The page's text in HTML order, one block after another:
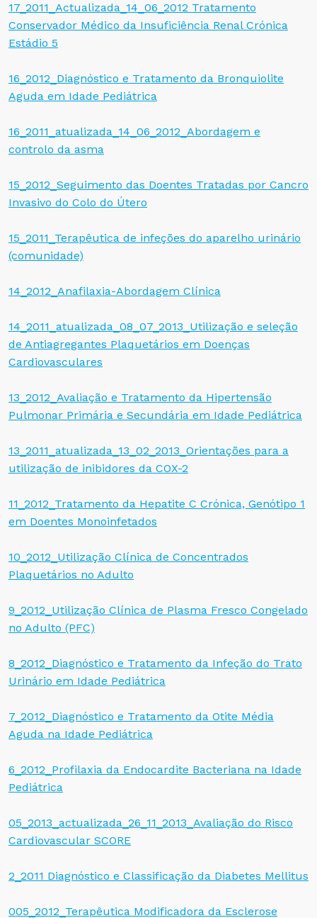
17_2011_Actualizada_14_06_2012 Tratamento
Conservador Médico da Insuficiência Renal Crónica
Estádio 5
16_2012_Diagnóstico e Tratamento da Bronquiolite
Aguda em Idade Pediátrica
16_2011_atualizada_14_06_2012_Abordagem e
controlo da asma
15_2012_Seguimento das Doentes Tratadas por Cancro
Invasivo do Colo do Útero
15_2011_Terapêutica de infeções do aparelho urinário
(comunidade)
14_2012_Anafilaxia-Abordagem Clínica
14_2011_atualizada_08_07_2013_Utilização e seleção
de Antiagregantes Plaquetários em Doenças
Cardiovasculares
13_2012_Avaliação e Tratamento da Hipertensão
Pulmonar Primária e Secundária em Idade Pediátrica
13_2011_atualizada_13_02_2013_Orientações para a
utilização de inibidores da COX-2
11_2012_Tratamento da Hepatite C Crónica, Genótipo 1
em Doentes Monoinfetados
10_2012_Utilização Clínica de Concentrados
Plaquetários no Adulto
9_2012_Utilização Clínica de Plasma Fresco Congelado
no Adulto (PFC)
8_2012_Diagnóstico e Tratamento da Infeção do Trato
Urinário em Idade Pediátrica
7_2012_Diagnóstico e Tratamento da Otite Média
Aguda na Idade Pediátrica
6_2012_Profilaxia da Endocardite Bacteriana na Idade
Pediátrica
05_2013_actualizada_26_11_2013_Avaliação do Risco
Cardiovascular SCORE
2_2011 Diagnóstico e Classificação da Diabetes Mellitus
005_2012_Terapêutica Modificadora da Esclerose